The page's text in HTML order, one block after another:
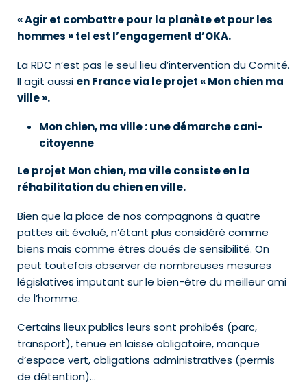
« Agir et combattre pour la planète et pour les
hommes » tel est l’engagement d’OKA.
La RDC n’est pas le seul lieu d’intervention du Comité.
Il agit aussi en France via le projet « Mon chien ma
ville ».
Mon chien, ma ville : une démarche cani-
citoyenne
Le projet Mon chien, ma ville consiste en la
réhabilitation du chien en ville.
Bien que la place de nos compagnons à quatre
pattes ait évolué, n’étant plus considéré comme
biens mais comme êtres doués de sensibilité. On
peut toutefois observer de nombreuses mesures
législatives imputant sur le bien-être du meilleur ami
de l’homme.
Certains lieux publics leurs sont prohibés (parc,
transport), tenue en laisse obligatoire, manque
d’espace vert, obligations administratives (permis
de détention)…